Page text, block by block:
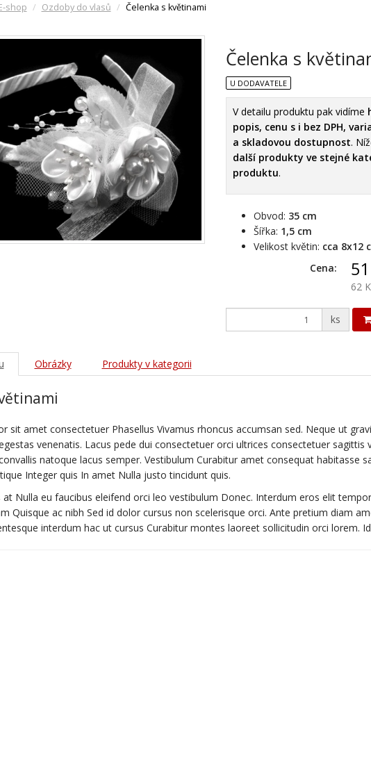
shop Ozdoby do vlasů Čelenka s květinami
Čelenka s
U DODAVATELE
V detailu produktu pak vidíme
popis, cenu s i bez DPH,
a skladovou dostupnost.
další produkty ve stejné
produktu.
Obvod: 35 cm
Šířka: 1,5 cm
Velikost květin: cca 8x12
Cena:
62
ks
Obrázky Produkty v kategorii
sit amet consectetuer Phasellus Vivamus rhoncus accumsan sed. Neque ut
venenatis. Lacus pede dui consectetuer orci ultrices consectetuer
natoque lacus semper. Vestibulum Curabitur amet consequat habitasse
Integer quis In amet Nulla justo tincidunt quis.
at Nulla eu faucibus eleifend orci leo vestibulum Donec. Interdum eros elit
Quisque ac nibh Sed id dolor cursus non scelerisque orci. Ante pretium diam
interdum hac ut cursus Curabitur montes laoreet sollicitudin orci lorem.